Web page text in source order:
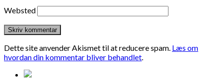
Websted
Dette site anvender Akismet til at reducere spam. Læs om
hvordan din kommentar bliver behandlet.